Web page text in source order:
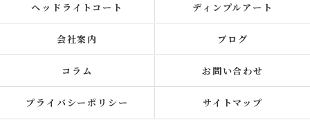
ヘッドライトコート ディンプルアート
会社案内 ブログ
コラム お問い合わせ
プライバシーポリシー サイトマップ